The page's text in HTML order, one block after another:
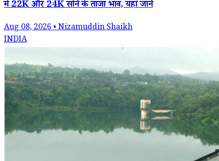
में 22K और 24K सोने के ताजा भाव, यहां जानें
Aug 08, 2026 • Nizamuddin Shaikh
INDIA